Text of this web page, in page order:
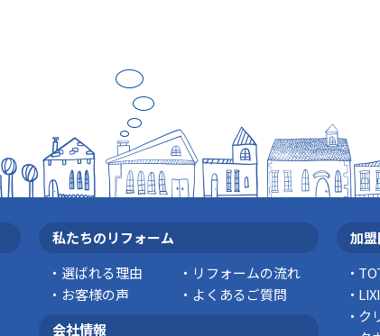
私たちのリフォーム
選ばれる理由
リフォームの流れ
お客様の声
よくあるご質問
会社情報
加
ク